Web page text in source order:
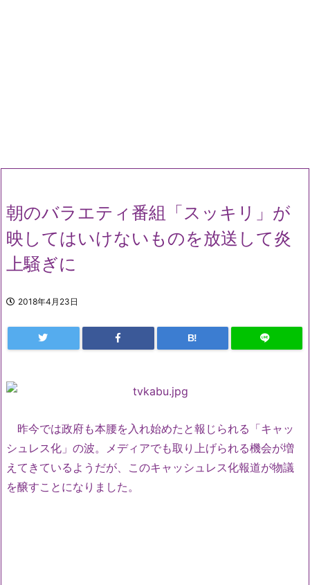
朝のバラエティ番組「スッキリ」が
映してはいけないものを放送して炎
上騒ぎに
2018年4月23日
B!
昨今では政府も本腰を入れ始めたと報じられる「キャッ
シュレス化」の波。メディアでも取り上げられる機会が増
えてきているようだが、このキャッシュレス化報道が物議
を醸すことになりました。